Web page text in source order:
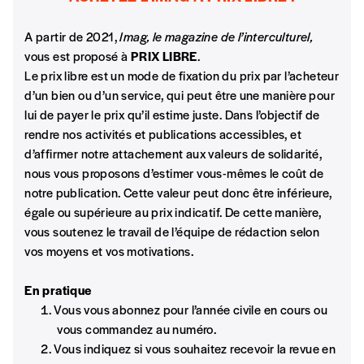
*champs obligatoires
1 an = 5 numéros
20€*/an
*Prix indicatif, frais de port inclus
Par numéro
5€*
*Prix indicatif, frais de port inclus
Je m'abonne à l'Imag
Format papier (livraison uniquement
en Belgique)
Police. Regard rétrospectif et plaidoyer pour un retour à la
police de proximité.
Le mode d’emploi de la diversité n’existe pas
François Henneuse
Le Centre interfédéral pour l’égalité des chances travaille
avec la police intégrée de façon étroite depuis près de 20
ans.
Résignation et préjugés
Comment construire un dialogue entre les instances
publiques, parmi lesquelles la police, et les Roms?
Des Rainbow Cops formateurs
Sébastien Rondia
Turquie, lequel se répercute dans une partie de la diaspora
turque?
Se vivre arménien
Table ronde
Quatre jeunes belgos arméniens âgés de 25 à 30 ans, nés en
Belgique, en Arménie ou en Turquie, nous parlent de leur
identité.
A partir de 2021,Imag, le magazine de l’interculturel,
vous est proposé à PRIX LIBRE.
Le prix libre est un mode de fixation du prix par l’acheteur
d’un bien ou d’un service, qui peut être une manière pour
lui de payer le prix qu’il estime juste. Dans l’objectif de
rendre nos activités et publications accessibles, et
d’affirmer notre attachement aux valeurs de solidarité,
nous vous proposons d’estimer vous-mêmes le coût de
notre publication. Cette valeur peut donc être inférieure,
égale ou supérieure au prix indicatif. De cette manière,
vous soutenez le travail de l’équipe de rédaction selon
vos moyens et vos motivations.
En pratique
Vous vous abonnez pour l’année civile en cours ou
vous commandez au numéro.
Vous indiquez si vous souhaitez recevoir la revue en